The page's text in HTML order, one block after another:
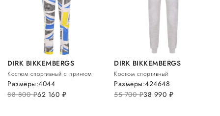
DIRK BIKKEMBERGS
Костюм спортивный с принтом
88 800руб.62 160 руб.
Размеры:4044
DIRK BIKKEMBERGS
Костюм спортивный
55 700руб.38 990 руб.
Размеры:424648